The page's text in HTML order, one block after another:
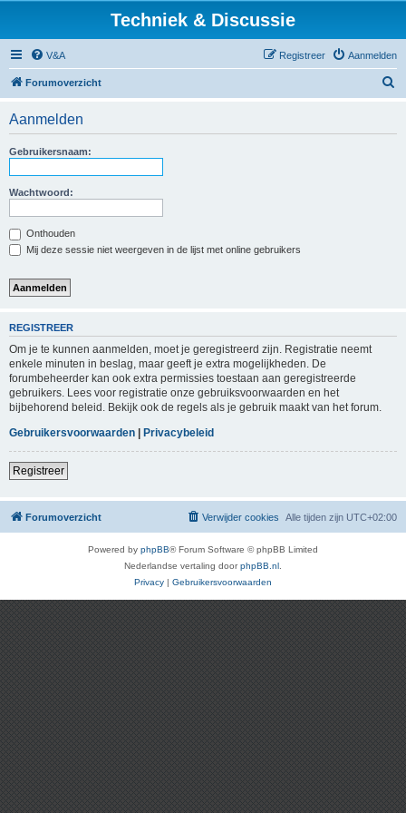
Techniek & Discussie
V&A Aanmelden
Registreer
Forumoverzicht
Aanmelden
Gebruikersnaam:
Wachtwoord:
Onthouden
Mij deze sessie niet weergeven in de lijst met online gebruikers
REGISTREER
Om je te kunnen aanmelden, moet je geregistreerd zijn. Registratie neemt
enkele minuten in beslag, maar geeft je extra mogelijkheden. De
forumbeheerder kan ook extra permissies toestaan aan geregistreerde
gebruikers. Lees voor registratie onze gebruiksvoorwaarden en het
bijbehorend beleid. Bekijk ook de regels als je gebruik maakt van het forum.
Gebruikersvoorwaarden | Privacybeleid
Registreer
Forumoverzicht Alle tijden zijn UTC+02:00
Verwijder cookies
Powered by phpBB® Forum Software © phpBB Limited
Nederlandse vertaling doorphpBB.nl
Privacy | Gebruikersvoorwaarden